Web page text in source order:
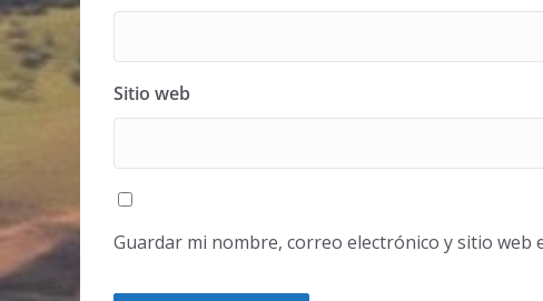
Sitio web
Guardar mi nombre, correo electrónico y sitio web